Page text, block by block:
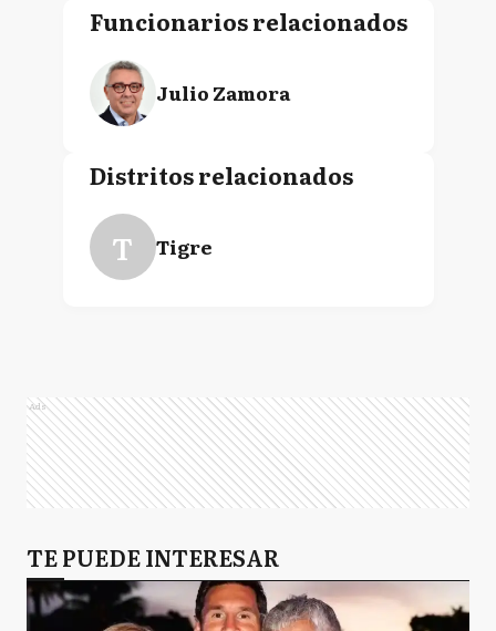
Funcionarios relacionados
Julio Zamora
Distritos relacionados
T Tigre
Ads
TE PUEDE INTERESAR